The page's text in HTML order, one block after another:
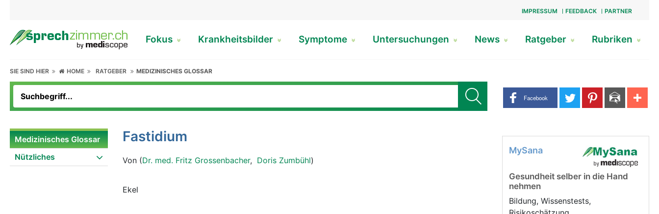
IMPRESSUM FEEDBACK PARTNER
Fokus Krankheitsbilder Symptome Untersuchungen News Ratgeber Rubriken
SIE SIND HIER HOME RATGEBER MEDIZINISCHES GLOSSAR
Share buttons
Facebook
Medizinisches Glossar
Nützliches
Fastidium
Von (Dr. med. Fritz Grossenbacher, Doris Zumbühl)
Ekel
MySana
Gesundheit selber in die Hand
nehmen
Bildung, Wissenstests,